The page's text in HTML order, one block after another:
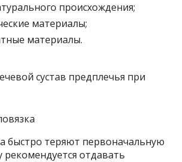
происхождения;
материалы;
материалы.
быстро теряют первоначальную
отдавать